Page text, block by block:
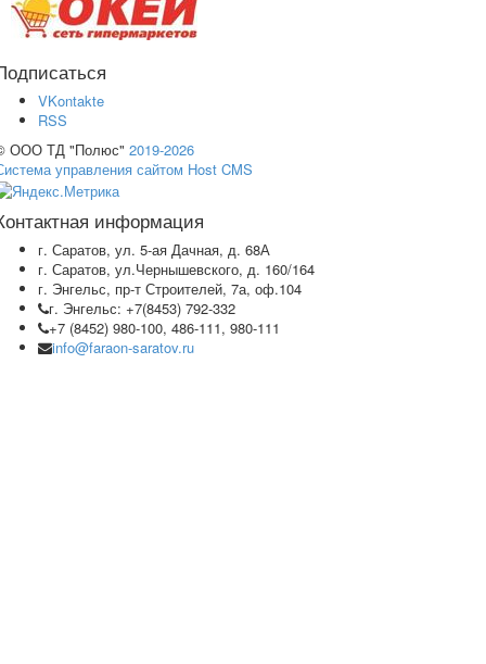
VKontakte
RSS
ООО ТД "Полюс" 2019-2026
управления сайтом Host CMS
информация
г. Саратов, ул. 5-ая Дачная, д. 68А
г. Саратов, ул.Чернышевского, д. 160/164
г. Энгельс, пр-т Строителей, 7а, оф.104
г. Энгельс: +7(8453) 792-332
+7 (8452) 980-100, 486-111, 980-111
info@faraon-saratov.ru